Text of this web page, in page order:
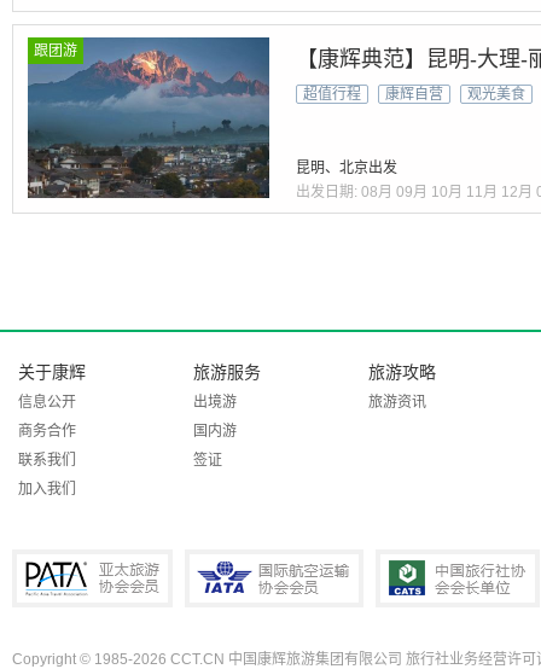
跟团游 【康辉典范】昆明-大理
超值行程 康辉自营 观光美食
昆明、北京出发
出发日期: 08月 09月 10月 11月 12月
关于康辉
信息公开
商务合作
联系我们
加入我们
旅游服务
出境游
国内游
签证
旅游攻略
旅游资讯
Copyright © 1985-2026 CCT.CN 中国康辉旅游集团有限公司 旅行社业务经营许